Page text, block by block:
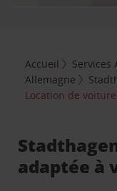
Accueil Services
Allemagne
Location de
adaptée à